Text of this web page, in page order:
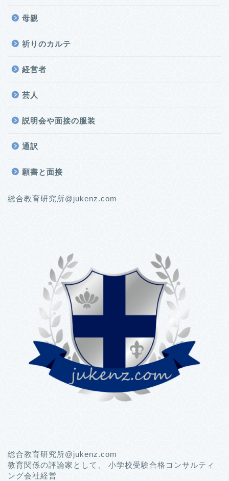
母親
祈りのカルテ
経営者
芸人
説明会や面接の服装
通訳
願書と面接
総合教育研究所@jukenz.com
総合教育研究所@jukenz.com
教育関係の評論家として、 小学校受験合格コンサルティ
ング会社経営